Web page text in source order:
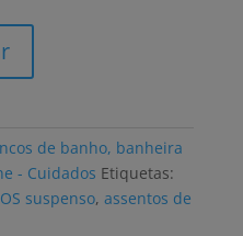
de banho, banheira
- Cuidados Etiquetas:
suspenso, assentos de